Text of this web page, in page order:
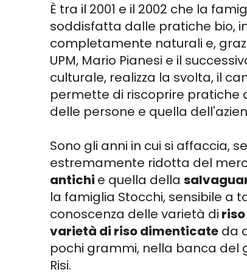
È tra il 2001 e il 2002 che la
soddisfatta dalle pratiche bio,
completamente naturali e,
UPM, Mario Pianesi e il
culturale, realizza la svolta, il
permette di riscoprire pratiche
delle persone e quella
Sono gli anni in cui si affaccia,
estremamente ridotta del
antichi e quella della
la famiglia Stocchi, sensibile a
conoscenza delle varietà di
varietà di riso dimenticate da
pochi grammi, nella banca del
Risi.